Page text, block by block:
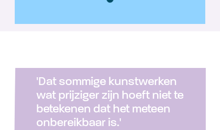
'Dat sommige kunstwerken
wat prijziger zijn hoeft niet te
betekenen dat het meteen
onbereikbaar is.'